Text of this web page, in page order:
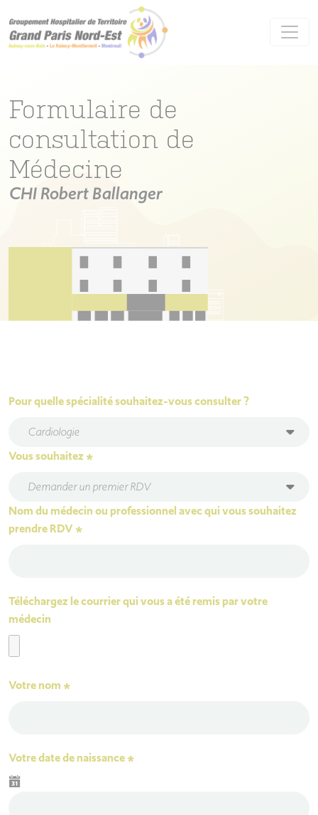
Formulaire de
consultation de
Médecine
CHI Robert Ballanger
Pour quelle spécialité souhaitez-vous consulter ?
Cardiologie
Vous souhaitez *
Demander un premier RDV
Nom du médecin ou professionnel avec qui vous souhaitez
prendre RDV *
Téléchargez le courrier qui vous a été remis par votre
médecin
Votre nom *
Votre date de naissance*
Panneau de gestion des cookies